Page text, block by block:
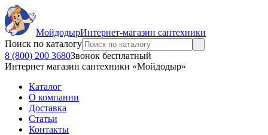
МойдодырИнтернет-магазин сантехники
Поиск по каталогу
8 (800) 200 3680Звонок бесплатный
Интернет магазин сантехники «Мойдодыр»
Каталог
О компании
Доставка
Статьи
Контакты